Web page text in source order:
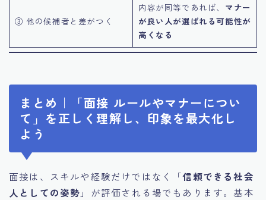
③ 他の候補者と差がつく
内容が同等であれば、 マナー
が良い人が選ばれる可能性が
高くなる
まとめ｜「面接 ルールやマナーについ
て」を正しく理解し、印象を最大化し
よう
面接は、スキルや経験だけではなく「信頼できる社会
人としての姿勢 」が評価される場でもあります。基本